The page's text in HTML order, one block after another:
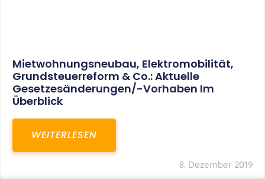
Mietwohnungsneubau, Elektromobilität,
Grundsteuerreform & Co.: Aktuelle
Gesetzesänderungen/-Vorhaben Im
Überblick
WEITERLESEN
8. Dezember 2019